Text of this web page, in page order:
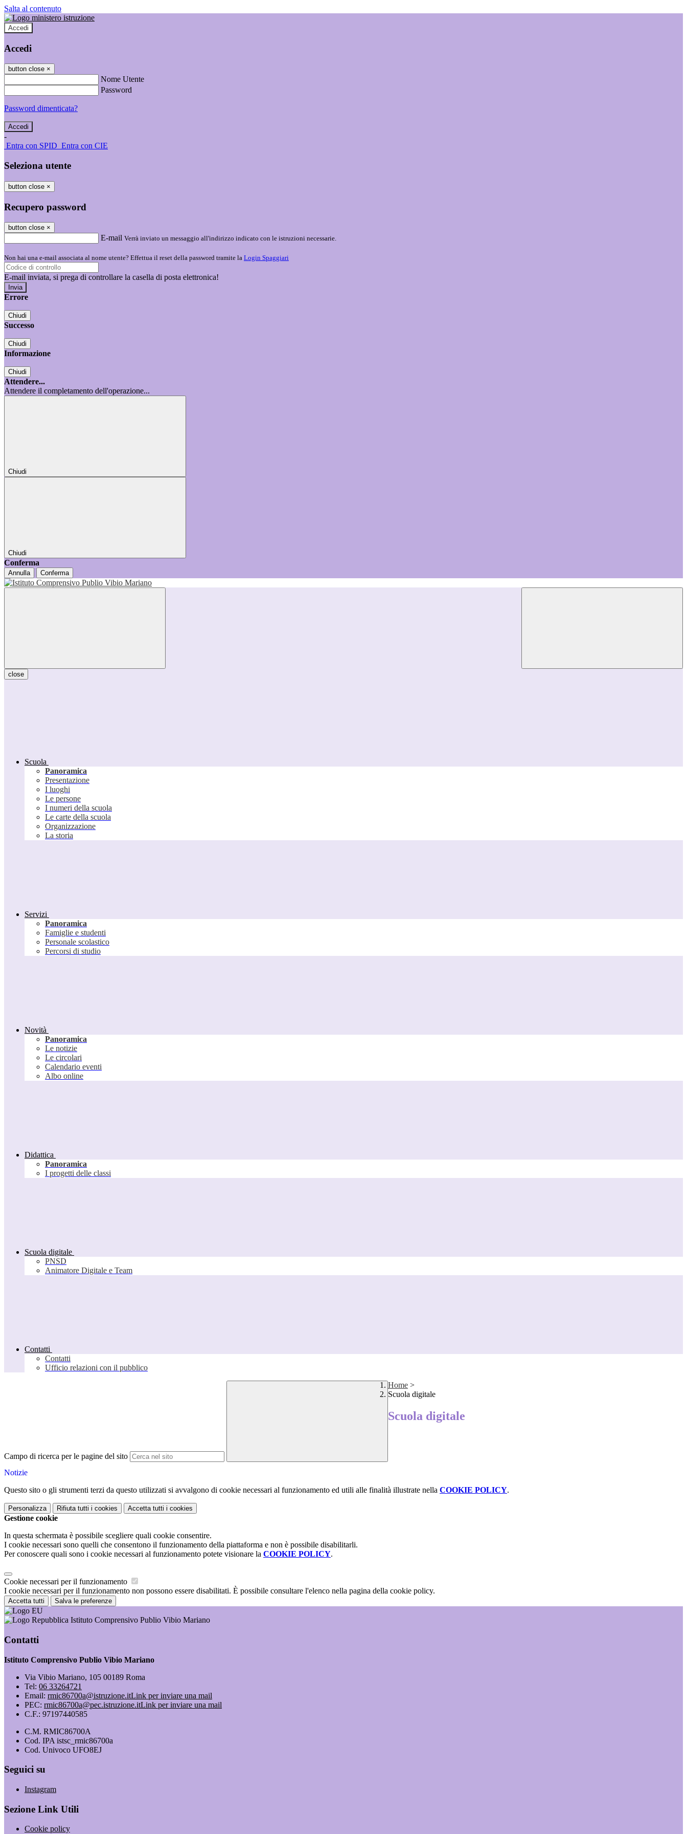
Salta al contenuto
Accedi
Accedi
button close ×
Nome Utente
Password
Password dimenticata?
-
Entra con SPID Entra con CIE
Seleziona utente
button close ×
Recupero password
button close ×
E-mail Verrà inviato un messaggio all'indirizzo indicato con le istruzioni necessarie.
Non hai una e-mail associata al nome utente? Effettua il reset della password tramite la Login Spaggiari
E-mail inviata, si prega di controllare la casella di posta elettronica!
Errore
Chiudi
Successo
Chiudi
Informazione
Chiudi
Attendere...
Attendere il completamento dell'operazione...
Chiudi
Chiudi
Conferma
Annulla Conferma
close
Scuola
Panoramica
Presentazione
I luoghi
Le persone
I numeri della scuola
Le carte della scuola
Organizzazione
La storia
Servizi
Panoramica
Famiglie e studenti
Personale scolastico
Percorsi di studio
Novità
Panoramica
Le notizie
Le circolari
Calendario eventi
Albo online
Didattica
Panoramica
I progetti delle classi
Scuola digitale
PNSD
Animatore Digitale e Team
Contatti
Contatti
Ufficio relazioni con il pubblico
Campo di ricerca per le pagine del sito
Home >
Scuola digitale
Scuola digitale
Notizie
Questo sito o gli strumenti terzi da questo utilizzati si avvalgono di cookie necessari al funzionamento ed utili alle finalità illustrate nella COOKIE POLICY.
Personalizza Rifiuta tutti i cookies Accetta tutti i cookies
Gestione cookie
In questa schermata è possibile scegliere quali cookie consentire.
I cookie necessari sono quelli che consentono il funzionamento della piattaforma e non è possibile disabilitarli.
Per conoscere quali sono i cookie necessari al funzionamento potete visionare la COOKIE POLICY.
Cookie necessari per il funzionamento
I cookie necessari per il funzionamento non possono essere disabilitati. È possibile consultare l'elenco nella pagina della cookie policy.
Accetta tutti Salva le preferenze
Istituto Comprensivo Publio Vibio Mariano
Contatti
Istituto Comprensivo Publio Vibio Mariano
Via Vibio Mariano, 105 00189 Roma
Tel: 06 33264721
Email: rmic86700a@istruzione.itLink per inviare una mail
PEC: rmic86700a@pec.istruzione.itLink per inviare una mail
C.F.: 97197440585
C.M. RMIC86700A
Cod. IPA istsc_rmic86700a
Cod. Univoco UFO8EJ
Seguici su
Instagram
Sezione Link Utili
Cookie policy